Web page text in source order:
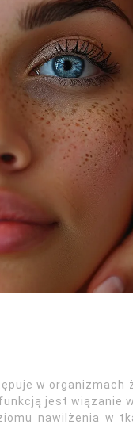
w organizmach
jest wiązanie
nawilżenia w